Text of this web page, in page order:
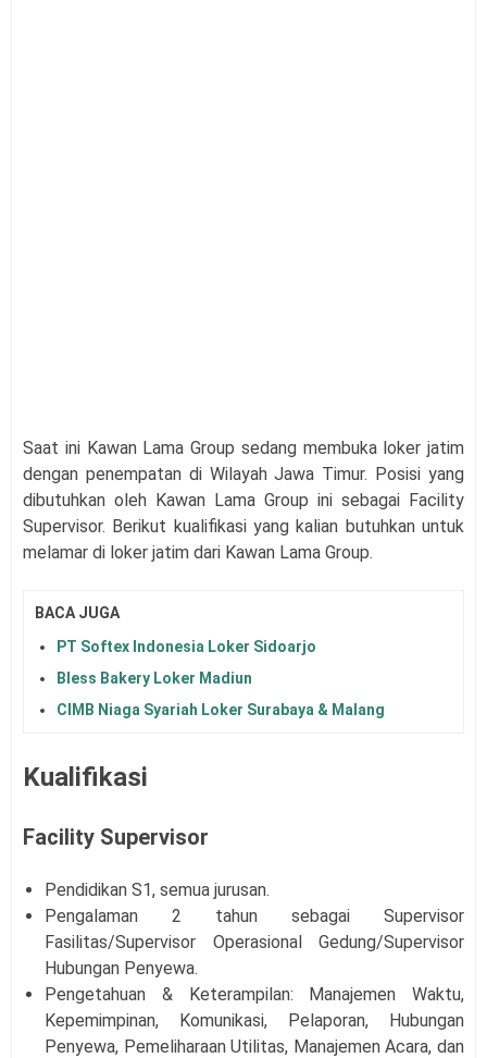
Saat ini Kawan Lama Group sedang membuka loker jatim
dengan penempatan di Wilayah Jawa Timur. Posisi yang
dibutuhkan oleh Kawan Lama Group ini sebagai Facility
Supervisor. Berikut kualifikasi yang kalian butuhkan untuk
melamar di loker jatim dari Kawan Lama Group.
BACA JUGA
PT Softex Indonesia Loker Sidoarjo
Bless Bakery Loker Madiun
CIMB Niaga Syariah Loker Surabaya & Malang
Kualifikasi
Facility Supervisor
Pendidikan S1, semua jurusan.
Pengalaman 2 tahun sebagai Supervisor
Fasilitas/Supervisor Operasional Gedung/Supervisor
Hubungan Penyewa.
Pengetahuan & Keterampilan: Manajemen Waktu,
Kepemimpinan, Komunikasi, Pelaporan, Hubungan
Penyewa, Pemeliharaan Utilitas, Manajemen Acara, dan